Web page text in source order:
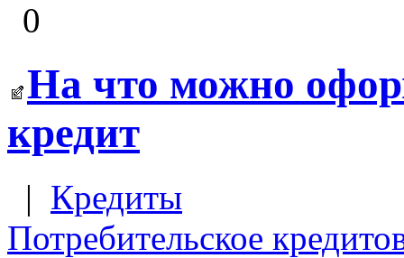
0
На что можно
кредит
| Кредиты
Потребительское